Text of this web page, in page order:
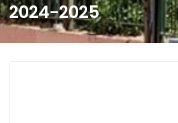
2024-2025